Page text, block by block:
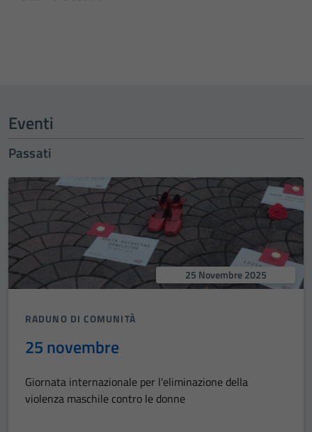
Eventi
Passati
25 Novembre 2025
RADUNO DI COMUNITÀ
25 novembre
Giornata internazionale per l'eliminazione della
violenza maschile contro le donne